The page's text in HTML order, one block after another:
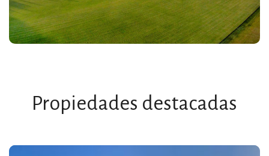
Propiedades destacadas